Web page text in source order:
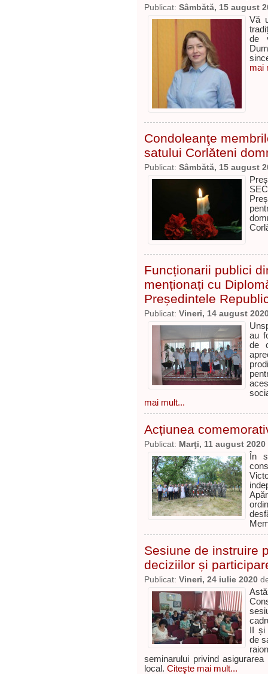
Publicat: Sâmbătă, 15 august
Vă
de
mai
Condoleanţe
satului Corlăteni
Publicat: Sâmbătă, 15 august
Funcționarii publici
menționați cu
Președintele
Publicat: Vineri, 14 august
au
de
mai mult...
Acțiunea
Publicat: Marţi, 11 august 2020
În
Sesiune de instruire
deciziilor și
Publicat: Vineri, 24 iulie 2020
II
de
seminarului privind
local. Citeşte mai mult...